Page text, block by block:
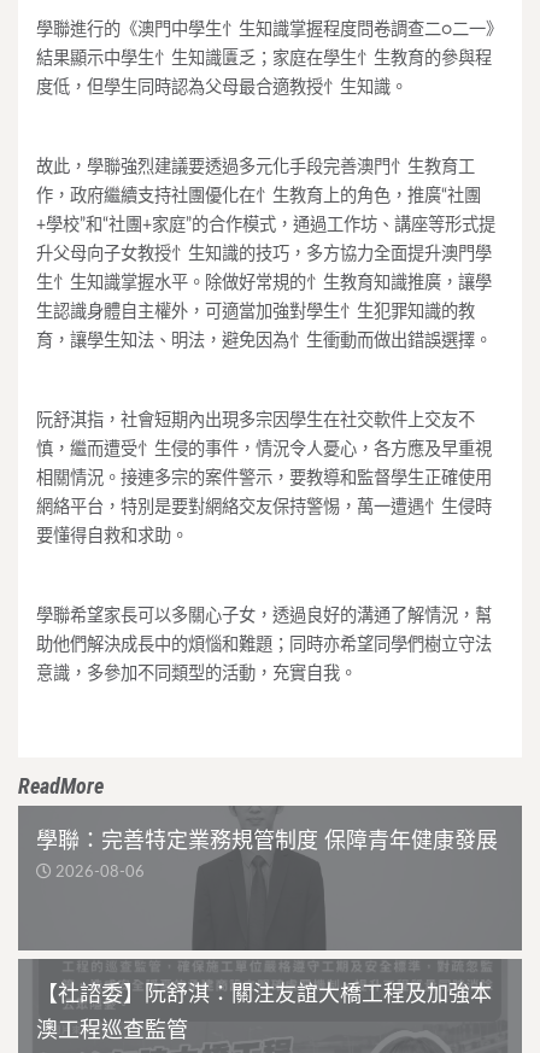
學聯進行的《澳門中學生忄生知識掌握程度問卷調查二○二一》
結果顯示中學生忄生知識匱乏；家庭在學生忄生教育的參與程
度低，但學生同時認為父母最合適教授忄生知識。
故此，學聯強烈建議要透過多元化手段完善澳門忄生教育工
作，政府繼續支持社團優化在忄生教育上的角色，推廣“社團
+學校”和“社團+家庭”的合作模式，通過工作坊、講座等形式提
升父母向子女教授忄生知識的技巧，多方協力全面提升澳門學
生忄生知識掌握水平。除做好常規的忄生教育知識推廣，讓學
生認識身體自主權外，可適當加強對學生忄生犯罪知識的教
育，讓學生知法、明法，避免因為忄生衝動而做出錯誤選擇。
阮舒淇指，社會短期內出現多宗因學生在社交軟件上交友不
慎，繼而遭受忄生侵的事件，情況令人憂心，各方應及早重視
相關情況。接連多宗的案件警示，要教導和監督學生正確使用
網絡平台，特別是要對網絡交友保持警惕，萬一遭遇忄生侵時
要懂得自救和求助。
學聯希望家長可以多關心子女，透過良好的溝通了解情況，幫
助他們解決成長中的煩惱和難題；同時亦希望同學們樹立守法
意識，多參加不同類型的活動，充實自我。
ReadMore
學聯：完善特定業務規管制度 保障青年健康發展
2026-08-06
【社諮委】阮舒淇：關注友誼大橋工程及加強本
澳工程巡查監管